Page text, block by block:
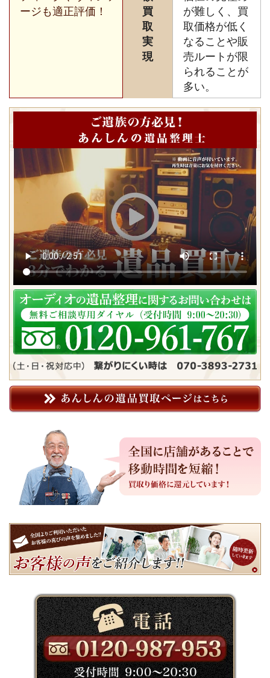
ージも適正評価！
買
取
実
現
が難しく、買
取価格が低く
なることや販
売ルートが限
られることが
多い。